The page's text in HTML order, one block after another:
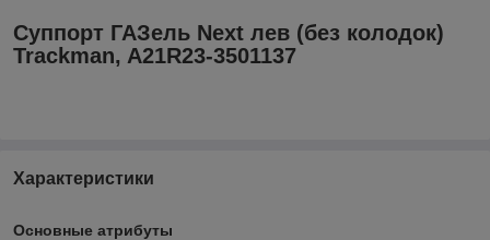
Суппорт ГАЗель Next лев (без колодок)
Trackman, A21R23-3501137
Характеристики
Основные атрибуты